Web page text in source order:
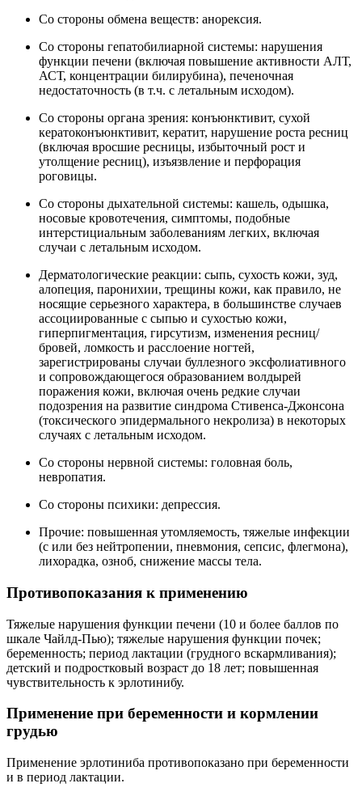
Со стороны обмена веществ: анорексия.
Со стороны гепатобилиарной системы: нарушения
функции печени (включая повышение активности АЛТ,
АСТ, концентрации билирубина), печеночная
недостаточность (в т.ч. с летальным исходом).
Со стороны органа зрения: конъюнктивит, сухой
кератоконъюнктивит, кератит, нарушение роста ресниц
(включая вросшие ресницы, избыточный рост и
утолщение ресниц), изъязвление и перфорация
роговицы.
Со стороны дыхательной системы: кашель, одышка,
носовые кровотечения, симптомы, подобные
интерстициальным заболеваниям легких, включая
случаи с летальным исходом.
Дерматологические реакции: сыпь, сухость кожи, зуд,
алопеция, паронихии, трещины кожи, как правило, не
носящие серьезного характера, в большинстве случаев
ассоциированные с сыпью и сухостью кожи,
гиперпигментация, гирсутизм, изменения ресниц/
бровей, ломкость и расслоение ногтей,
зарегистрированы случаи буллезного эксфолиативного
и сопровождающегося образованием волдырей
поражения кожи, включая очень редкие случаи
подозрения на развитие синдрома Стивенса-Джонсона
(токсического эпидермального некролиза) в некоторых
случаях с летальным исходом.
Со стороны нервной системы: головная боль,
невропатия.
Со стороны психики: депрессия.
Прочие: повышенная утомляемость, тяжелые инфекции
(с или без нейтропении, пневмония, сепсис, флегмона),
лихорадка, озноб, снижение массы тела.
Противопоказания к применению
Тяжелые нарушения функции печени (10 и более баллов по
шкале Чайлд-Пью); тяжелые нарушения функции почек;
беременность; период лактации (грудного вскармливания);
детский и подростковый возраст до 18 лет; повышенная
чувствительность к эрлотинибу.
Применение при беременности и кормлении
грудью
Применение эрлотиниба противопоказано при беременности
и в период лактации.